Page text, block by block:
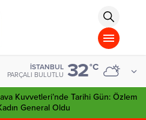
İSTANBUL
PARÇALI BULUTLU 32°C
Kuvvetleri’nde Tarihi Gün: Özlem
General Oldu